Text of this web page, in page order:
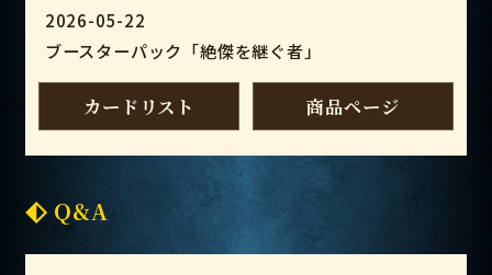
2026-05-22
ブースターパック「絶傑を継ぐ者」
カードリスト 商品ページ
Q&A